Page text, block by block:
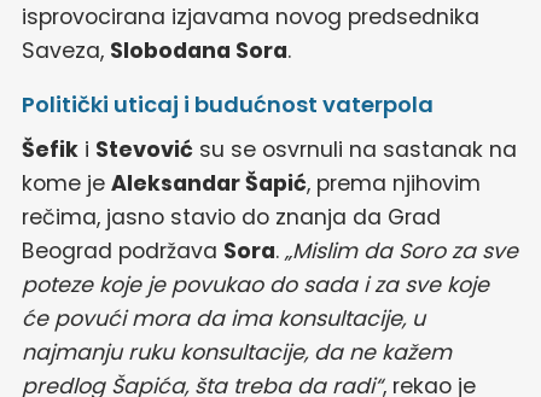
isprovocirana izjavama novog predsednika
Saveza, Slobodana Sora.
Politički uticaj i budućnost vaterpola
Šefik i Stevović su se osvrnuli na sastanak na
kome je Aleksandar Šapić, prema njihovim
rečima, jasno stavio do znanja da Grad
Beograd podržava Sora. „Mislim da Soro za sve
poteze koje je povukao do sada i za sve koje
će povući mora da ima konsultacije, u
najmanju ruku konsultacije, da ne kažem
predlog Šapića, šta treba da radi“, rekao je